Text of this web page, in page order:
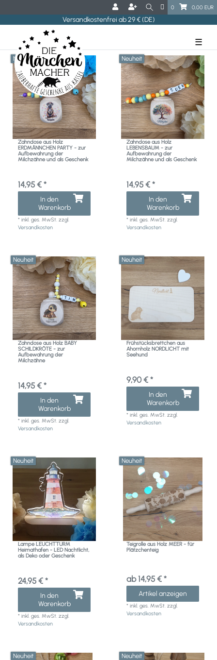
0 0,00 EUR
Versandkostenfrei ab 29 € (DE)
☰
Neuheit
Zahndose aus Holz
ERDMÄNNCHEN PARTY - zur
Aufbewahrung der
Milchzähne und als Geschenk
14,95 € *
In den
Warenkorb
*inkl. ges. MwSt. zzgl.
Versandkosten
Neuheit
Zahndose aus Holz
LEBENSBAUM - zur
Aufbewahrung der
Milchzähne und als Geschenk
14,95 € *
In den
Warenkorb
*inkl. ges. MwSt. zzgl.
Versandkosten
Neuheit
Zahndose aus Holz BABY
SCHILDKRÖTE - zur
Aufbewahrung der
Milchzähne
14,95 € *
In den
Warenkorb
*inkl. ges. MwSt. zzgl.
Versandkosten
Neuheit
Frühstücksbrettchen aus
Ahornholz NORDLICHT mit
Seehund
9,90 € *
In den
Warenkorb
*inkl. ges. MwSt. zzgl.
Versandkosten
Neuheit
Lampe LEUCHTTURM
Heimathafen - LED Nachtlicht,
als Deko oder Geschenk
24,95 € *
In den
Warenkorb
*inkl. ges. MwSt. zzgl.
Versandkosten
Neuheit
Teigrolle aus Holz MEER - für
Plätzchenteig
ab 14,95 € *
Artikel anzeigen
*inkl. ges. MwSt. zzgl.
Versandkosten
Neuheit Neuheit